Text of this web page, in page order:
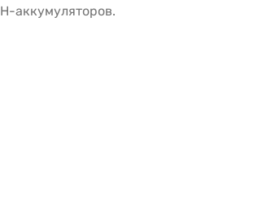
аккумуляторов.